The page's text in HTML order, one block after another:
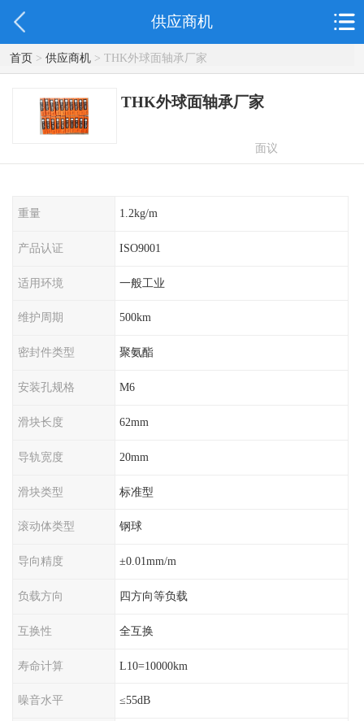
供应商机
首页> 供应商机> THK外球面轴承厂家
THK外球面轴承厂家
面议
重量 1.2kg/m
产品认证 ISO9001
适用环境 一般工业
维护周期 500km
密封件类型 聚氨酯
安装孔规格 M6
滑块长度 62mm
导轨宽度 20mm
滑块类型 标准型
滚动体类型 钢球
导向精度 ±0.01mm/m
负载方向 四方向等负载
互换性 全互换
寿命计算 L10=10000km
噪音水平 ≤55dB